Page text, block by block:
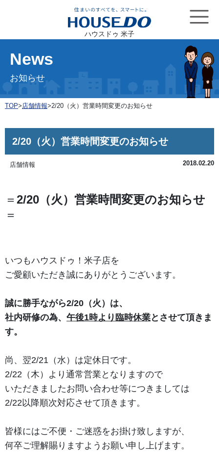
ハウスドゥ 米子
News
お知らせ
TOP>店舗情報>2/20（火）営業時間変更のお知らせ
2/20（火）営業時間変更のお知らせ
店舗情報 2018.02.20
＝2/20（火）営業時間変更のお知らせ
＝
いつもハウスドゥ！米子店を
ご愛顧いただき誠にありがとうございます。
誠に勝手ながら2/20（火）は、
社内研修の為、 午後1時より臨時休業とさせて頂きま
す。
尚、翌2/21（水）は定休日です。
2/22（木）より通常営業となりますので
いただきましたお問い合わせ等につきましては
2/22以降順次対応させて頂きます。
皆様にはご不便・ご迷惑をお掛け致しますが、
何卒ご理解賜りますようお願い申し上げます。